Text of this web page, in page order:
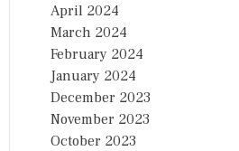
April 2024
March 2024
February 2024
January 2024
December 2023
November 2023
October 2023